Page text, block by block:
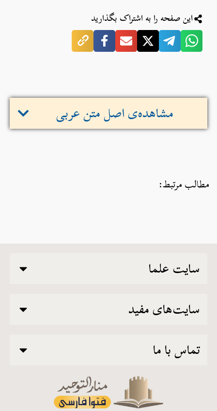
این صفحه را به اشتراک بگذارید
مشاهده‌ی اصل متن عربی
مطالب مرتبط:
سایت علما
سایت‌های مفید
تماس با ما